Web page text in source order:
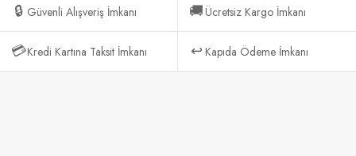
🔒 Güvenli Alışveriş İmkanı 🚚Ücretsiz Kargo İmkanı
💳Kredi Kartına Taksit İmkanı ↩️ Kapıda Ödeme İmkanı